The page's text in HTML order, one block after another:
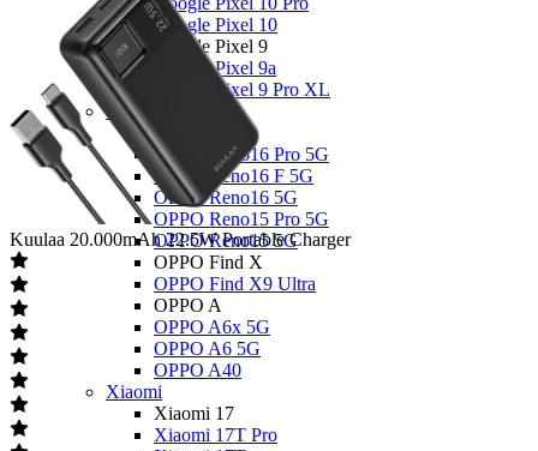
Google Pixel 10
Google Pixel 9
Google Pixel 9a
Google Pixel 9 Pro XL
OPPO
OPPO Reno
OPPO Reno16 Pro 5G
OPPO Reno16 F 5G
OPPO Reno16 5G
OPPO Reno15 Pro 5G
OPPO Reno15 5G
OPPO Find X
OPPO Find X9 Ultra
OPPO A
OPPO A6x 5G
OPPO A6 5G
OPPO A40
Xiaomi
Xiaomi 17
Xiaomi 17T Pro
Kuulaa 20.000mAh 22.5W Portable Charger